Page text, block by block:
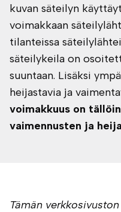
kuvan säteilyn
voimakkaan
tilanteissa
säteilykeila on
suuntaan. Lisäksi
heijastavia ja
voimakkuus on
vaimennusten ja
Tämän